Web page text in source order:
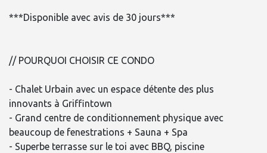
***Disponible avec avis de 30 jours***
// POURQUOI CHOISIR CE CONDO
- Chalet Urbain avec un espace détente des plus
innovants à Griffintown
- Grand centre de conditionnement physique avec
beaucoup de fenestrations + Sauna + Spa
- Superbe terrasse sur le toi avec BBQ, piscine